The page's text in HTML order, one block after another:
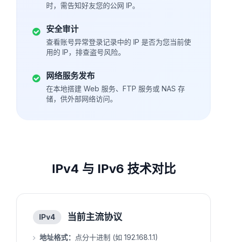
时，需告知好友您的公网 IP。
安全审计
查看账号异常登录记录中的 IP 是否为您当前使
用的 IP，排查盗号风险。
网络服务发布
在本地搭建 Web 服务、FTP 服务或 NAS 存
储，供外部网络访问。
IPv4 与 IPv6 技术对比
IPv4 当前主流协议
地址格式：
点分十进制 (如 192.168.1.1)